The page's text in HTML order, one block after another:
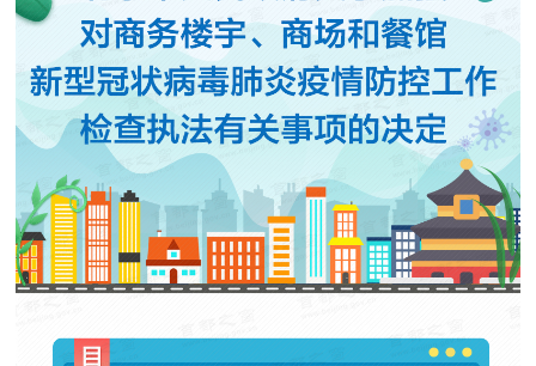
便民服务 利企服务 投资项目
中介服务 阳光政务
12345网上接诉即办 我要咨询 我要建议
参与调查 在线访谈 图说互动
走进北京